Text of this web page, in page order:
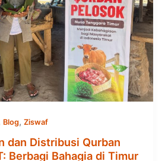
Blog, Ziswaf
dan Distribusi Qurban
Berbagi Bahagia di Timur